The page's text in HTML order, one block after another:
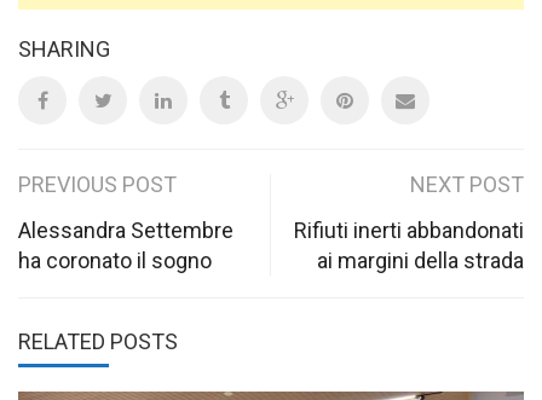
SHARING
Post
navigation
PREVIOUS POST
Alessandra Settembre
ha coronato il sogno
NEXT POST
Rifiuti inerti abbandonati
ai margini della strada
RELATED POSTS